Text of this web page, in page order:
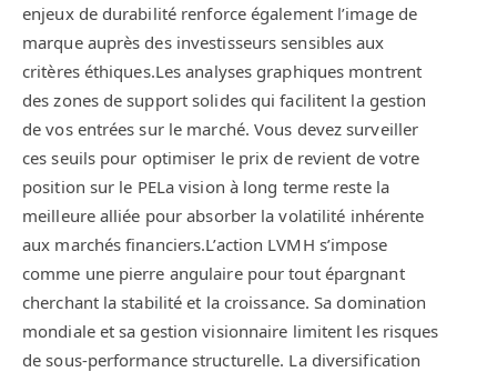
enjeux de durabilité renforce également l’image de
marque auprès des investisseurs sensibles aux
critères éthiques.Les analyses graphiques montrent
des zones de support solides qui facilitent la gestion
de vos entrées sur le marché. Vous devez surveiller
ces seuils pour optimiser le prix de revient de votre
position sur le PELa vision à long terme reste la
meilleure alliée pour absorber la volatilité inhérente
aux marchés financiers.L’action LVMH s’impose
comme une pierre angulaire pour tout épargnant
cherchant la stabilité et la croissance. Sa domination
mondiale et sa gestion visionnaire limitent les risques
de sous-performance structurelle. La diversification